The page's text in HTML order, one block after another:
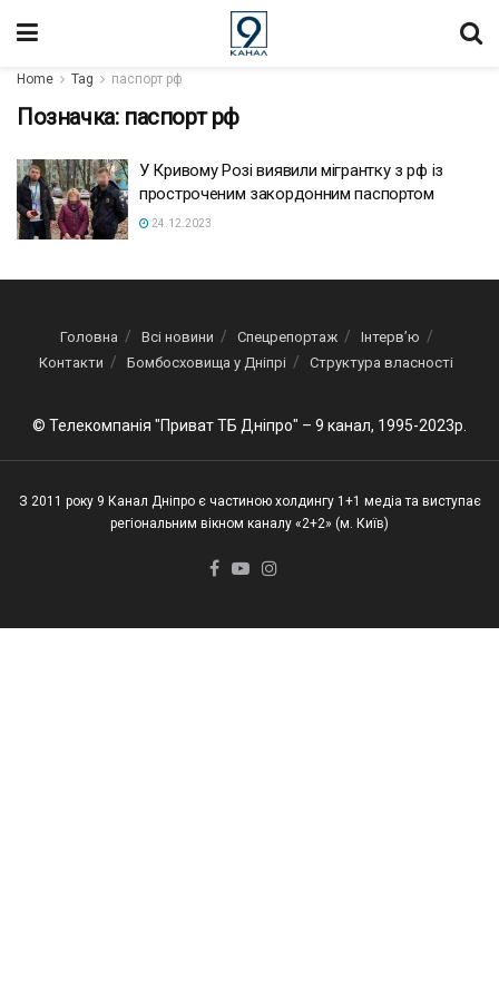
Home Tag паспорт рф
Позначка: паспорт рф
У Кривому Розі виявили мігрантку з рф із
простроченим закордонним паспортом
24.12.2023
Головна Всі новини Спецрепортаж
Інтерв’ю
Контакти
Бомбосховища у Дніпрі Структура власності
© Телекомпанія "Приват ТБ Дніпро" – 9 канал, 1995-2023р.
З 2011 року 9 Канал Дніпро є частиною холдингу 1+1 медіа та виступає
регіональним вікном каналу «2+2» (м. Київ)